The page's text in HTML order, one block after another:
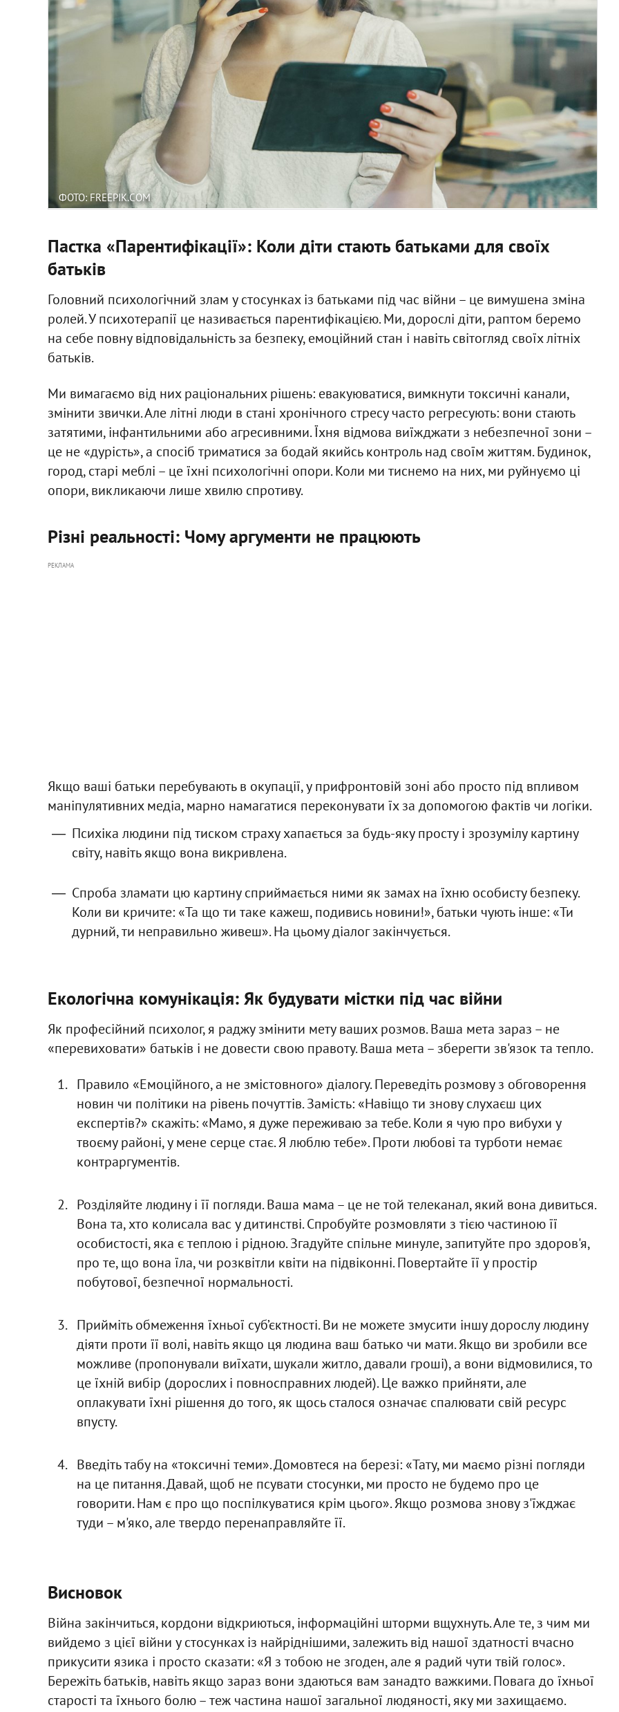
ФОТО: FREEPIK.COM
Пастка «Парентифікації»: Коли діти стають батьками для своїх
батьків
Головний психологічний злам у стосунках із батьками під час війни – це вимушена зміна
ролей. У психотерапії це називається парентифікацією. Ми, дорослі діти, раптом беремо
на себе повну відповідальність за безпеку, емоційний стан і навіть світогляд своїх літніх
батьків.
Ми вимагаємо від них раціональних рішень: евакуюватися, вимкнути токсичні канали,
змінити звички. Але літні люди в стані хронічного стресу часто регресують: вони стають
затятими, інфантильними або агресивними. Їхня відмова виїжджати з небезпечної зони –
це не «дурість», а спосіб триматися за бодай якийсь контроль над своїм життям. Будинок,
город, старі меблі – це їхні психологічні опори. Коли ми тиснемо на них, ми руйнуємо ці
опори, викликаючи лише хвилю спротиву.
Різні реальності: Чому аргументи не працюють
РЕКЛАМА
Якщо ваші батьки перебувають в окупації, у прифронтовій зоні або просто під впливом
маніпулятивних медіа, марно намагатися переконувати їх за допомогою фактів чи логіки.
Психіка людини під тиском страху хапається за будь-яку просту і зрозумілу картину
світу, навіть якщо вона викривлена.
Спроба зламати цю картину сприймається ними як замах на їхню особисту безпеку.
Коли ви кричите: «Та що ти таке кажеш, подивись новини!», батьки чують інше: «Ти
дурний, ти неправильно живеш». На цьому діалог закінчується.
Екологічна комунікація: Як будувати містки під час війни
Як професійний психолог, я раджу змінити мету ваших розмов. Ваша мета зараз – не
«перевиховати» батьків і не довести свою правоту. Ваша мета – зберегти зв'язок та тепло.
Правило «Емоційного, а не змістовного» діалогу. Переведіть розмову з обговорення
новин чи політики на рівень почуттів. Замість: «Навіщо ти знову слухаєш цих
експертів?» скажіть: «Мамо, я дуже переживаю за тебе. Коли я чую про вибухи у
твоєму районі, у мене серце стає. Я люблю тебе». Проти любові та турботи немає
контраргументів.
Розділяйте людину і її погляди. Ваша мама – це не той телеканал, який вона дивиться.
Вона та, хто колисала вас у дитинстві. Спробуйте розмовляти з тією частиною її
особистості, яка є теплою і рідною. Згадуйте спільне минуле, запитуйте про здоров'я,
про те, що вона їла, чи розквітли квіти на підвіконні. Повертайте її у простір
побутової, безпечної нормальності.
Прийміть обмеження їхньої суб’єктності. Ви не можете змусити іншу дорослу людину
діяти проти її волі, навіть якщо ця людина ваш батько чи мати. Якщо ви зробили все
можливе (пропонували виїхати, шукали житло, давали гроші), а вони відмовилися, то
це їхній вибір (дорослих і повносправних людей). Це важко прийняти, але
оплакувати їхні рішення до того, як щось сталося означає спалювати свій ресурс
впусту.
Введіть табу на «токсичні теми». Домовтеся на березі: «Тату, ми маємо різні погляди
на це питання. Давай, щоб не псувати стосунки, ми просто не будемо про це
говорити. Нам є про що поспілкуватися крім цього». Якщо розмова знову з'їжджає
туди – м'яко, але твердо перенаправляйте її.
Висновок
Війна закінчиться, кордони відкриються, інформаційні шторми вщухнуть. Але те, з чим ми
вийдемо з цієї війни у стосунках із найріднішими, залежить від нашої здатності вчасно
прикусити язика і просто сказати: «Я з тобою не згоден, але я радий чути твій голос».
Бережіть батьків, навіть якщо зараз вони здаються вам занадто важкими. Повага до їхньої
старості та їхнього болю – теж частина нашої загальної людяності, яку ми захищаємо.